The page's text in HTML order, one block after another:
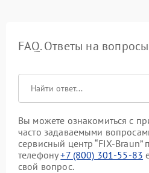
FAQ. Ответы на вопросы
Вы можете ознакомиться с
часто задаваемыми
сервисный центр “FIX-
телефону+7 (800) 301-55-83
свой вопрос.